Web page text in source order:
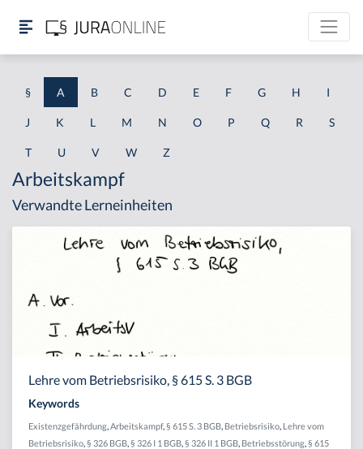
§ A B C D E F G H I
J K L M N O P Q R S
T U V W Z
Arbeitskampf
Verwandte Lerneinheiten
Lehre vom Betriebsrisiko, § 615 S. 3 BGB
Keywords
Existenzgefährdung Arbeitskampf, § 615 S. 3 BGB Betriebsrisiko Lehre vom
Betriebsrisiko § 326 BGB § 326 I 1 BGB § 326 II 1 BGB Betriebsstörung § 615